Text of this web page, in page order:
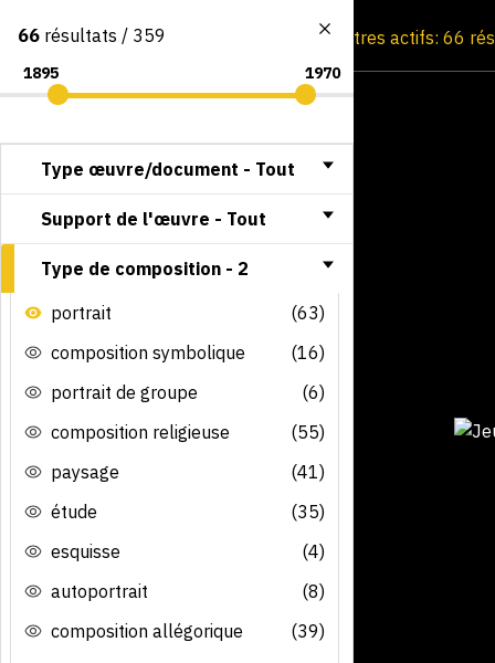
Consultation par image Filtres actifs: 66
66 résultats / 359
Type œuvre/document - Tout
Support de l'œuvre - Tout
Type de composition - 2
portrait
(63)
composition symbolique
(16)
portrait de groupe
(6)
composition religieuse
(55)
paysage
(41)
étude
(35)
esquisse
(4)
autoportrait
(8)
composition allégorique
(39)